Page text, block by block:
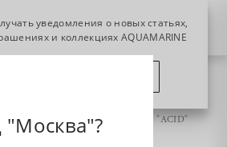
фианитами, эмалью из коллекции "ACID"
уведомления о новых статьях,
и коллекциях AQUAMARINE